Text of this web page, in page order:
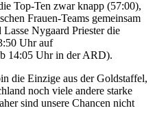
Top-Ten zwar knapp (57:00),
Frauen-Teams gemeinsam
Nygaard Priester die
Uhr auf
14:05 Uhr in der ARD).
die Einzige aus der Goldstaffel,
noch viele andere starke
sind unsere Chancen nicht